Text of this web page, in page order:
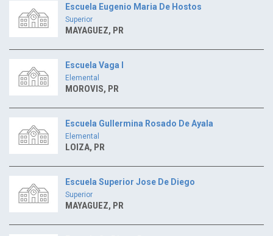
Escuela Eugenio Maria De Hostos
Superior
MAYAGUEZ, PR
Escuela Vaga I
Elemental
MOROVIS, PR
Escuela Gullermina Rosado De Ayala
Elemental
LOIZA, PR
Escuela Superior Jose De Diego
Superior
MAYAGUEZ, PR